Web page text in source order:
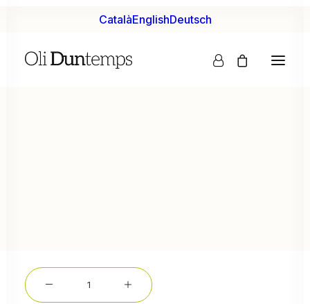
CatalàEnglishDeutsch
quantitat
de